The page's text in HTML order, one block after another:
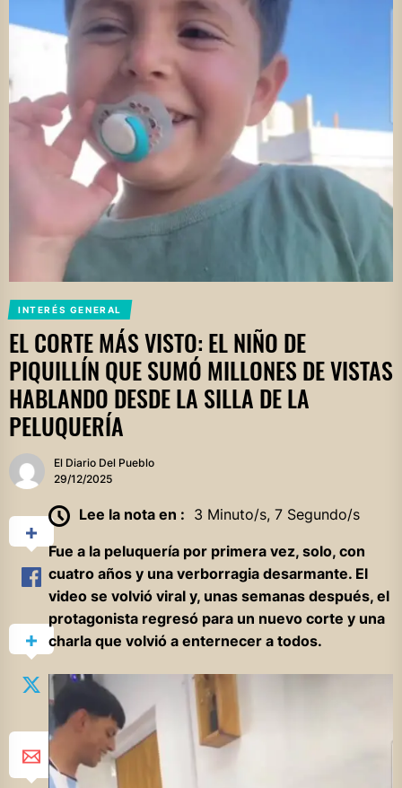
INTERÉS GENERAL
EL CORTE MÁS VISTO: EL NIÑO DE
PIQUILLÍN QUE SUMÓ MILLONES DE VISTAS
HABLANDO DESDE LA SILLA DE LA
PELUQUERÍA
El Diario Del Pueblo
29/12/2025
Lee la nota en : 3 Minuto/s, 7 Segundo/s
Fue a la peluquería por primera vez, solo, con
cuatro años y una verborragia desarmante. El
video se volvió viral y, unas semanas después, el
protagonista regresó para un nuevo corte y una
charla que volvió a enternecer a todos.